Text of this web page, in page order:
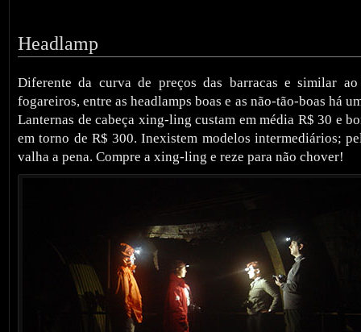
Headlamp
Diferente da curva de preços das barracas e similar ao
fogareiros, entre as headlamps boas e as não-tão-boas há
Lanternas de cabeça xing-ling custam em média R$ 30 e
em torno de R$ 300. Inexistem modelos intermediários;
valha a pena. Compre a xing-ling e reze para não chover!